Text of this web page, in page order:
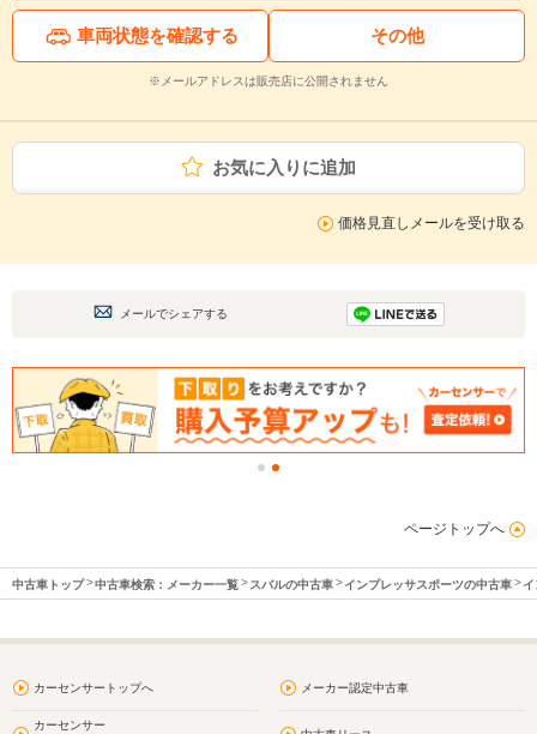
車両状態を確認する その他
※メールアドレスは販売店に公開されません
お気に入りに追加
価格見直しメールを受け取る
メールでシェアする
ページトップへ
中古車トップ 中古車検索：メーカー一覧 スバルの中古車 インプレッサスポーツの中古車
カーセンサートップへ メーカー認定中古車
カーセンサー